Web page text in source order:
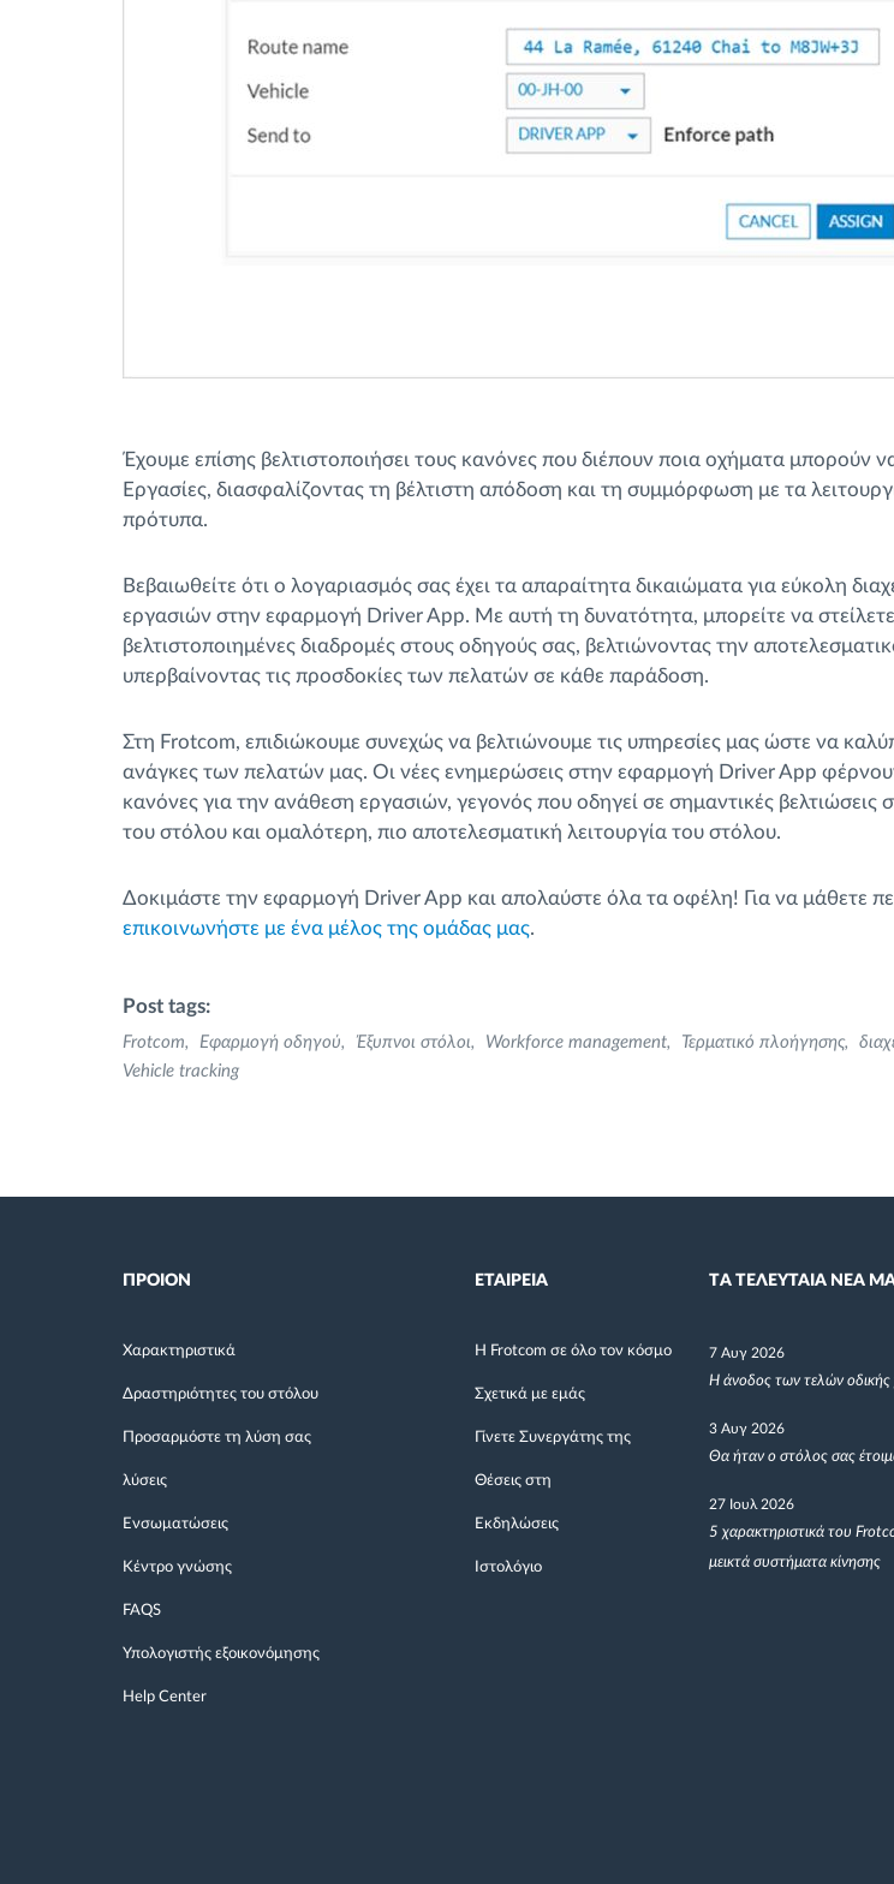
Έχουμε επίσης βελτιστοποιήσει τους κανόνες που διέπουν ποια οχήματα μπορούν
Εργασίες, διασφαλίζοντας τη βέλτιστη απόδοση και τη συμμόρφωση με τα
πρότυπα.
Βεβαιωθείτε ότι ο λογαριασμός σας έχει τα απαραίτητα δικαιώματα για εύκολη
εργασιών στην εφαρμογή Driver App. Με αυτή τη δυνατότητα, μπορείτε να στείλετε
βελτιστοποιημένες διαδρομές στους οδηγούς σας, βελτιώνοντας την
υπερβαίνοντας τις προσδοκίες των πελατών σε κάθε παράδοση.
Στη Frotcom, επιδιώκουμε συνεχώς να βελτιώνουμε τις υπηρεσίες μας ώστε να
ανάγκες των πελατών μας. Οι νέες ενημερώσεις στην εφαρμογή Driver App
κανόνες για την ανάθεση εργασιών, γεγονός που οδηγεί σε σημαντικές βελτιώσεις
του στόλου και ομαλότερη, πιο αποτελεσματική λειτουργία του στόλου.
Δοκιμάστε την εφαρμογή Driver App και απολαύστε όλα τα οφέλη! Για να μάθετε
επικοινωνήστε με ένα μέλος της ομάδας μας.
Post tags:
Frotcom Εφαρμογή οδηγού Έξυπνοι στόλοι Workforce management Τερματικό πλοήγησης
Vehicle tracking
ΠΡΟΙΟΝ
Χαρακτηριστικά
Δραστηριότητες του στόλου
Προσαρμόστε τη λύση σας
λύσεις
Ενσωματώσεις
Κέντρο γνώσης
FAQS
Υπολογιστής εξοικονόμησης
Help Center
ΕΤΑΙΡΕΙΑ
Η Frotcom σε όλο τον κόσμο
Σχετικά με εμάς
Γίνετε Συνεργάτης της
Θέσεις στη
Εκδηλώσεις
Ιστολόγιο
TΑ ΤΕΛΕΥΤΑΙΑ ΝΕΑ
7 Αυγ 2026
Η άνοδος των τελών
3 Αυγ 2026
Θα ήταν ο στόλος σας
27 Ιουλ 2026
5 χαρακτηριστικά του
μεικτά συστήματα κίνησης